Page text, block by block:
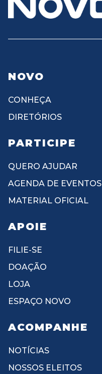
NOVO
CONHEÇA
DIRETÓRIOS
PARTICIPE
QUERO AJUDAR
AGENDA DE EVENTOS
MATERIAL OFICIAL
APOIE
FILIE-SE
DOAÇÃO
LOJA
ESPAÇO NOVO
ACOMPANHE
NOTÍCIAS
NOSSOS ELEITOS